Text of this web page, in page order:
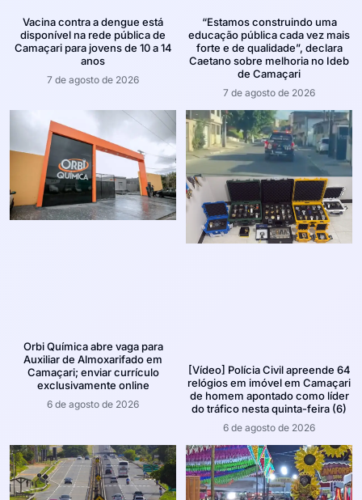
Vacina contra a dengue está
disponível na rede pública de
Camaçari para jovens de 10 a 14
anos
7 de agosto de 2026
“Estamos construindo uma
educação pública cada vez mais
forte e de qualidade”, declara
Caetano sobre melhoria no Ideb
de Camaçari
7 de agosto de 2026
Orbi Química abre vaga para
Auxiliar de Almoxarifado em
Camaçari; enviar currículo
exclusivamente online
6 de agosto de 2026
[Vídeo] Polícia Civil apreende 64
relógios em imóvel em Camaçari
de homem apontado como líder
do tráfico nesta quinta-feira (6)
6 de agosto de 2026